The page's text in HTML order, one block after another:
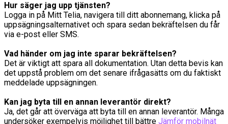
Hur säger jag upp tjänsten?
Logga in på Mitt Telia, navigera till ditt abonnemang, klicka på
uppsägningsalternativet och spara sedan bekräftelsen du får
via e-post eller SMS.
Vad händer om jag inte sparar bekräftelsen?
Det är viktigt att spara all dokumentation. Utan detta bevis kan
det uppstå problem om det senare ifrågasätts om du faktiskt
meddelade uppsägningen.
Kan jag byta till en annan leverantör direkt?
Ja, det går att överväga att byta till en annan leverantör. Många
undersöker exempelvis möjlighet till bättre Jämför mobilnät